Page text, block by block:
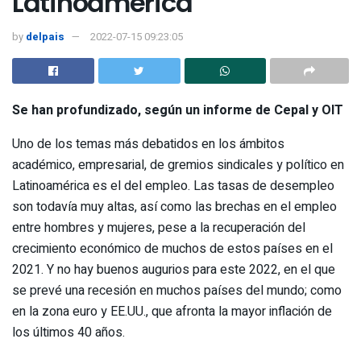
by delpais 2022-07-15 09:23:05
Se han profundizado, según un informe de Cepal y OIT
Uno de los temas más debatidos en los ámbitos
académico, empresarial, de gremios sindicales y político en
Latinoamérica es el del empleo. Las tasas de desempleo
son todavía muy altas, así como las brechas en el empleo
entre hombres y mujeres, pese a la recuperación del
crecimiento económico de muchos de estos países en el
2021. Y no hay buenos augurios para este 2022, en el que
se prevé una recesión en muchos países del mundo; como
en la zona euro y EE.UU., que afronta la mayor inflación de
los últimos 40 años.